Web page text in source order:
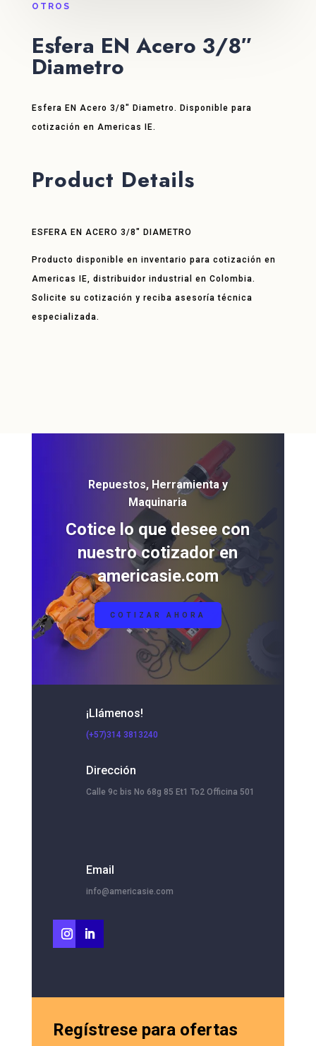
OTROS
Esfera EN Acero 3/8″
Diametro
Esfera EN Acero 3/8″ Diametro. Disponible para
cotización en Americas IE.
Product Details
ESFERA EN ACERO 3/8″ DIAMETRO
Producto disponible en inventario para cotización en
Americas IE, distribuidor industrial en Colombia.
Solicite su cotización y reciba asesoría técnica
especializada.
Repuestos, Herramienta y
Maquinaria
Cotice lo que desee con
nuestro cotizador en
americasie.com
COTIZAR AHORA
¡Llámenos!
(+57)314 3813240
Dirección
Calle 9c bis No 68g 85 Et1 To2 Officina 501
Email
info@americasie.com
Regístrese para ofertas